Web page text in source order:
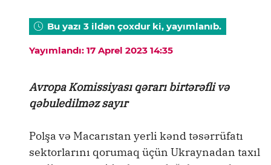
Bu yazı 3 ildən çoxdur ki, yayımlanıb.
Yayımlandı: 17 Aprel 2023 14:35
Avropa Komissiyası qərarı birtərəfli və
qəbuledilməz sayır
Polşa və Macarıstan yerli kənd təsərrüfatı
sektorlarını qorumaq üçün Ukraynadan taxıl